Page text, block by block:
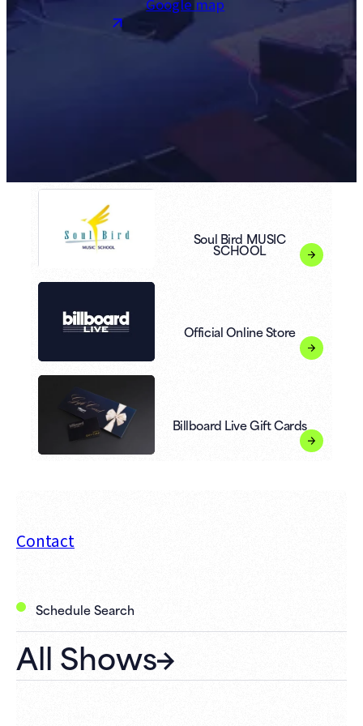
Google map
Soul Bird MUSIC
SCHOOL
Official Online Store
Billboard Live Gift Cards
Contact
Schedule Search
All Shows